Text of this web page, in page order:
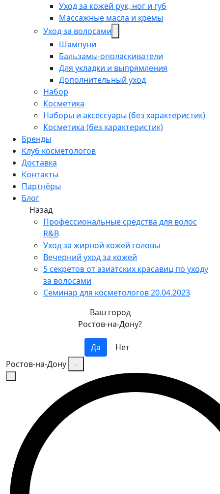
Уход за кожей рук, ног и губ
Массажные масла и кремы
Уход за волосами
Шампуни
Бальзамы-ополаскиватели
Для укладки и выпрямления
Дополнительный уход
Набор
Косметика
Наборы и аксессуары (без характеристик)
Косметика (без характеристик)
Бренды
Клуб косметологов
Доставка
Контакты
Партнёры
Блог
Назад
Профессиональные средства для волос
R&B
Уход за жирной кожей головы
Вечерний уход за кожей
5 секретов от азиатских красавиц по уходу
за волосами
Семинар для косметологов 20.04.2023
Ваш город
Ростов-на-Дону?
Да
Нет
Ростов-на-Дону